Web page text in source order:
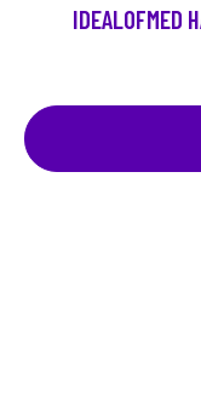
IDEALOFMED